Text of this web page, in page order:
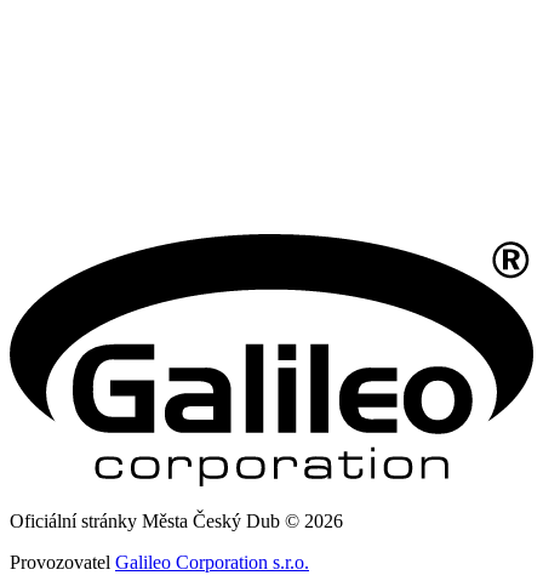
Oficiální stránky Města Český Dub © 2026
Provozovatel Galileo Corporation s.r.o.